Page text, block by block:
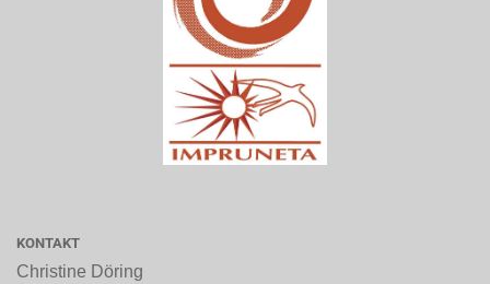
KONTAKT
Christine Döring